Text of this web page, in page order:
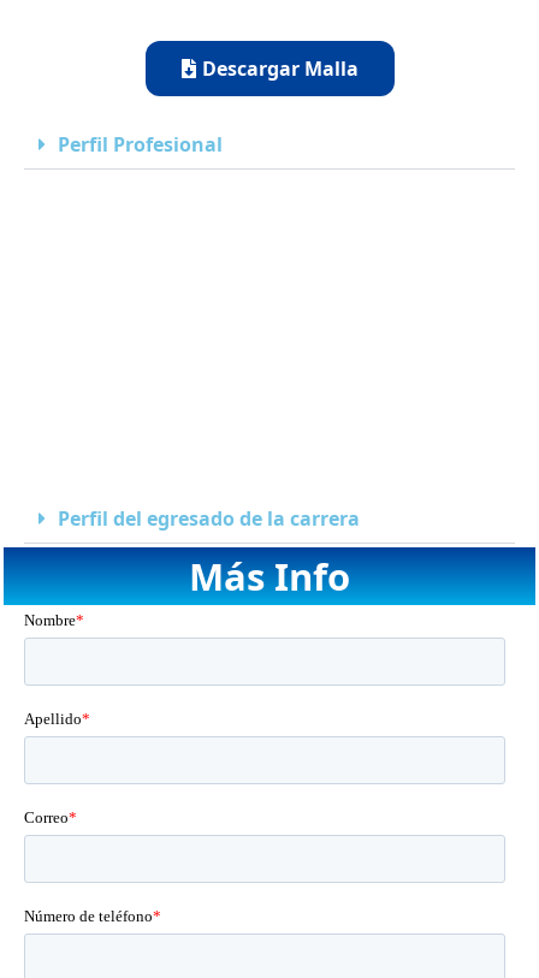
Descargar Malla
Perfil Profesional
Perfil del egresado de la carrera
Más Info